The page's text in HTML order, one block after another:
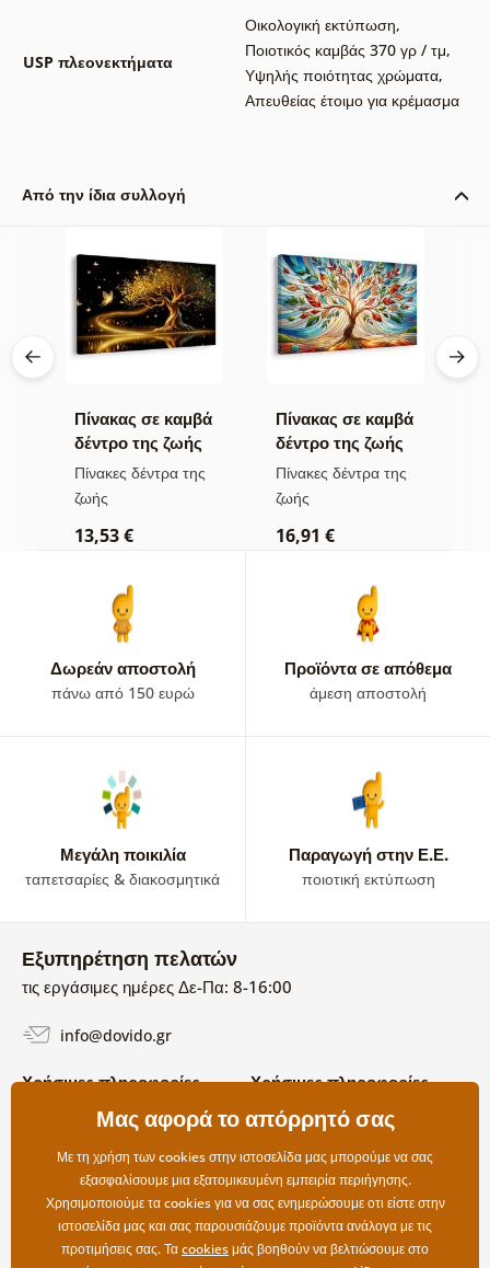
USP πλεονεκτήματα
Οικολογική εκτύπωση,
Ποιοτικός καμβάς 370 γρ / τμ,
Υψηλής ποιότητας χρώματα,
Απευθείας έτοιμο για κρέμασμα
Από την ίδια συλλογή
Πίνακας σε καμβά
δέντρο της ζωής
χρυσή μαγεία
Πίνακες δέντρα της
ζωής
13,53 €
Πίνακας σε καμβά
δέντρο της ζωής
σε πολύχρωμο
βιτρό
Πίνακες δέντρα της
ζωής
16,91 €
Δωρεάν αποστολή
πάνω από 150 ευρώ
Προϊόντα σε απόθεμα
άμεση αποστολή
Μεγάλη ποικιλία
ταπετσαρίες & διακοσμητικά
Παραγωγή στην Ε.Ε.
ποιοτική εκτύπωση
Εξυπηρέτηση πελατών
τις εργάσιμες ημέρες Δε-Πα: 8-16:00
info@dovido.gr
Χρήσιμες πληροφορίες
Όροι χρήσης και επιστροφών
Επιλογές αποστολής και
πληρωμής
Επιστροφές
Χρήσιμες πληροφορίες
Σχετικά με εμάς
Συχνές Ερωτήσεις
Επικοινωνία
Μας αφορά το απόρρητό σας
Με τη χρήση των cookies στην ιστοσελίδα μας μπορούμε να σας
εξασφαλίσουμε μια εξατομικευμένη εμπειρία περιήγησης.
Χρησιμοποιούμε τα cookies για να σας ενημερώσουμε οτι είστε στην
ιστοσελίδα μας και σας παρουσιάζουμε προϊόντα ανάλογα με τις
προτιμήσεις σας. Ταcookiesμάς βοηθούν να βελτιώσουμε στο